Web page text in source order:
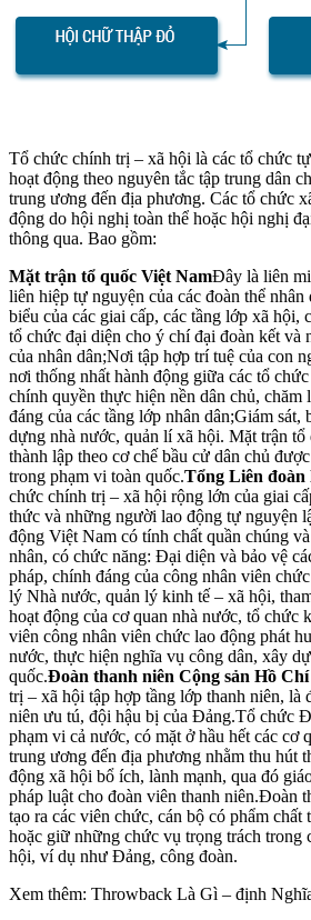
Tổ chức chính trị – xã hội là các tổ chức
hoạt động theo nguyên tắc tập trung dân
trung ương đến địa phương. Các tổ chức
động do hội nghị toàn thể hoặc hội nghị
thông qua. Bao gồm:
Mặt trận tổ quốc Việt NamĐây là liên
liên hiệp tự nguyện của các đoàn thể nhân
biểu của các giai cấp, các tầng lớp xã hội,
tổ chức đại diện cho ý chí đại đoàn kết và
của nhân dân;Nơi tập hợp trí tuệ của con
nơi thống nhất hành động giữa các tổ
chính quyền thực hiện nền dân chủ, chăm
đáng của các tầng lớp nhân dân;Giám sát,
dựng nhà nước, quản lí xã hội. Mặt trận
thành lập theo cơ chế bầu cử dân chủ
trong phạm vi toàn quốc.Tổng Liên đoàn
chức chính trị – xã hội rộng lớn của giai
thức và những người lao động tự nguyện
động Việt Nam có tính chất quần chúng
nhân, có chức năng: Đại diện và bảo vệ
pháp, chính đáng của công nhân viên
lý Nhà nước, quản lý kinh tế – xã hội,
hoạt động của cơ quan nhà nước, tổ chức
viên công nhân viên chức lao động phát
nước, thực hiện nghĩa vụ công dân, xây
quốc.Ðoàn thanh niên Cộng sản Hồ
trị – xã hội tập hợp tầng lớp thanh niên, là
niên ưu tú, đội hậu bị của Đảng.Tổ chức
phạm vi cả nước, có mặt ở hầu hết các cơ
trung ương đến địa phương nhằm thu hút
động xã hội bổ ích, lành mạnh, qua đó
pháp luật cho đoàn viên thanh niên.Ðoàn
tạo ra các viên chức, cán bộ có phẩm chất
hoặc giữ những chức vụ trọng trách trong
hội, ví dụ như Ðảng, công đoàn.
Xem thêm: Throwback Là Gì – định